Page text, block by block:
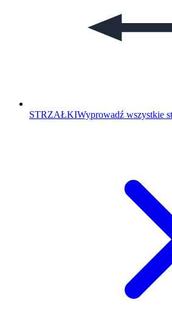
STRZAŁKIWyprowadź wszystkie